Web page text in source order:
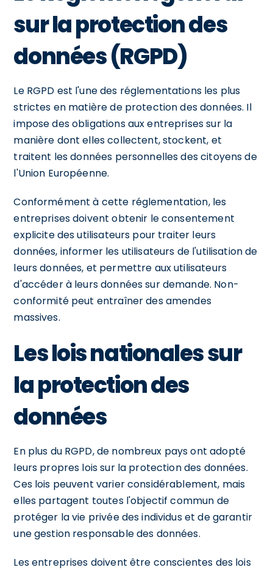
sur la protection des
données (RGPD)
Le RGPD est l'une des réglementations les plus
strictes en matière de protection des données. Il
impose des obligations aux entreprises sur la
manière dont elles collectent, stockent, et
traitent les données personnelles des citoyens de
l'Union Européenne.
Conformément à cette réglementation, les
entreprises doivent obtenir le consentement
explicite des utilisateurs pour traiter leurs
données, informer les utilisateurs de l'utilisation de
leurs données, et permettre aux utilisateurs
d'accéder à leurs données sur demande. Non-
conformité peut entraîner des amendes
massives.
Les lois nationales sur
la protection des
données
En plus du RGPD, de nombreux pays ont adopté
leurs propres lois sur la protection des données.
Ces lois peuvent varier considérablement, mais
elles partagent toutes l'objectif commun de
protéger la vie privée des individus et de garantir
une gestion responsable des données.
Les entreprises doivent être conscientes des lois